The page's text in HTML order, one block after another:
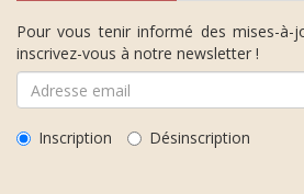
Pour vous tenir informé des mises-à-
inscrivez-vous à notre newsletter !
Inscription Désinscription